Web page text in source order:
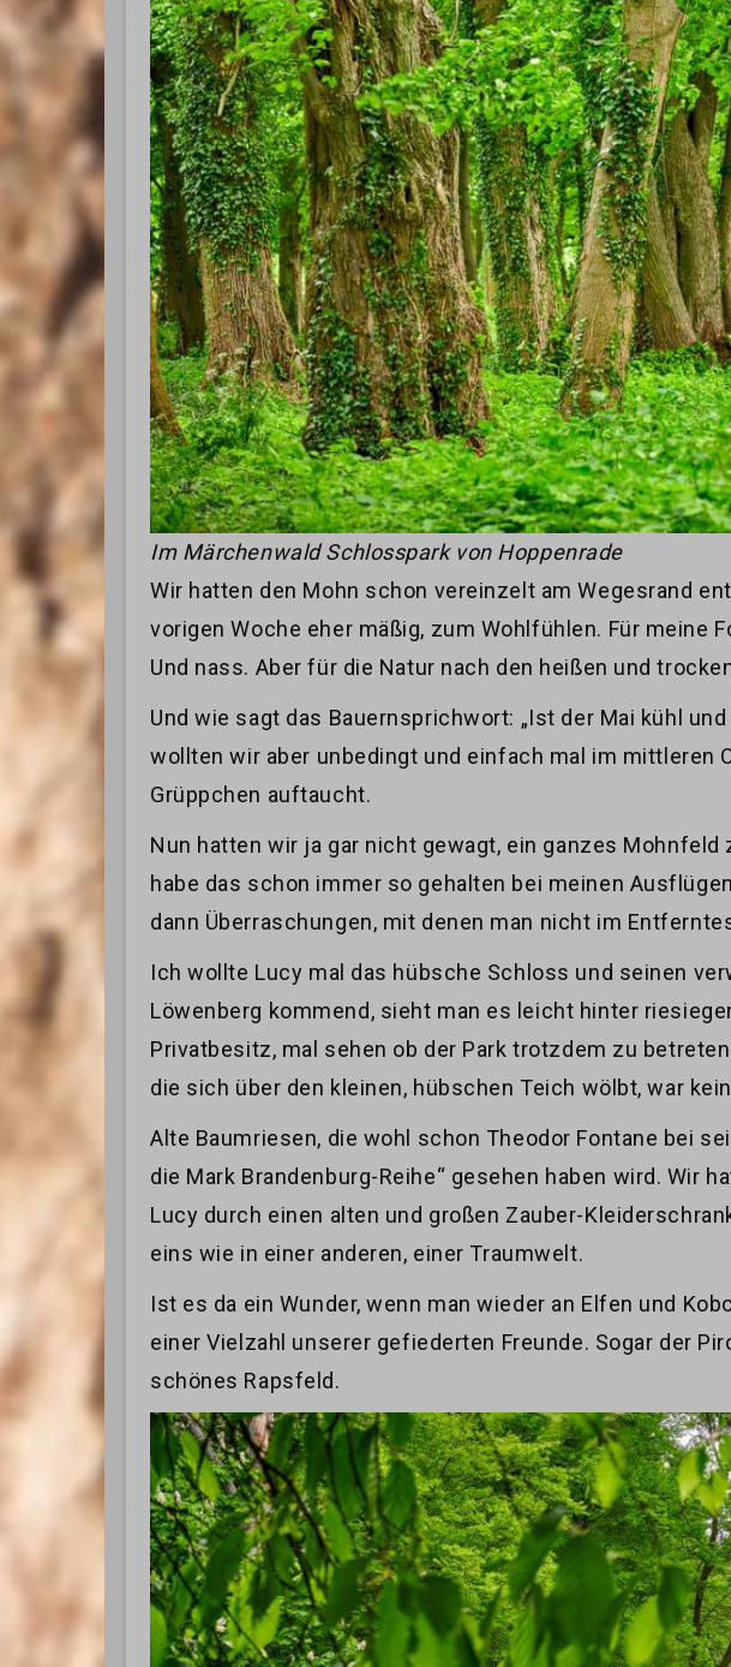
Im Märchenwald Schlosspark von Hoppenrade
Wir hatten den Mohn schon vereinzelt am Wegesrand
vorigen Woche eher mäßig, zum Wohlfühlen. Für meine
Und nass. Aber für die Natur nach den heißen und
Und wie sagt das Bauernsprichwort: „Ist der Mai kühl
wollten wir aber unbedingt und einfach mal im mittleren
Grüppchen auftaucht.
Nun hatten wir ja gar nicht gewagt, ein ganzes
habe das schon immer so gehalten bei meinen
dann Überraschungen, mit denen man nicht im
Ich wollte Lucy mal das hübsche Schloss und seinen
Löwenberg kommend, sieht man es leicht hinter
Privatbesitz, mal sehen ob der Park trotzdem zu
die sich über den kleinen, hübschen Teich wölbt, war
Alte Baumriesen, die wohl schon Theodor Fontane bei
die Mark Brandenburg-Reihe“ gesehen haben wird. Wir
Lucy durch einen alten und großen Zauber-
eins wie in einer anderen, einer Traumwelt.
Ist es da ein Wunder, wenn man wieder an Elfen und
einer Vielzahl unserer gefiederten Freunde. Sogar der
schönes Rapsfeld.